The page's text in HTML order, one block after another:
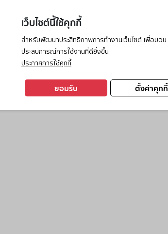
เว็บไซต์นี้ใช้คุกกี้
สำหรับพัฒนาประสิทธิภาพการทำงานเว็บไซต์ เพื่อมอบ
ประสบการณ์การใช้งานที่ดียิ่งขึ้น
ประกาศการใช้คุกกี้
ตั้งค่าคุกกี้
ยอมรับ
has occurred while loading